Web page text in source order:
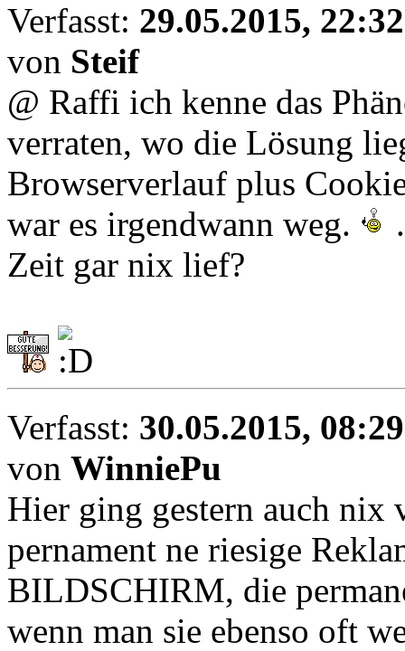
Verfasst: 29.05.2015, 22:32
von Steif
@ Raffi ich kenne das
verraten, wo die Lösung
Browserverlauf plus
war es irgendwann weg.
Zeit gar nix lief?
Verfasst: 30.05.2015, 08:29
von WinniePu
Hier ging gestern auch nix
pernament ne riesige
BILDSCHIRM, die
wenn man sie ebenso oft